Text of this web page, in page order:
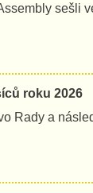
sešli
roku 2026
Rady a